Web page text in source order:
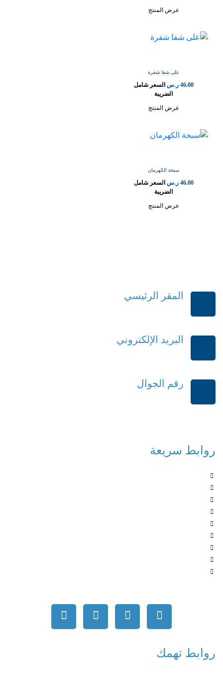
عرض المنتج
على شفا شفرة
46.00 ر.س السعر شامل
الضريبة
عرض المنتج
سبحة الكهرمان
46.00 ر.س السعر شامل
الضريبة
عرض المنتج
المقر الرئيسي
البريد الإلكتروني
رقم الجوال
روابط سريعة
روابط تهمك